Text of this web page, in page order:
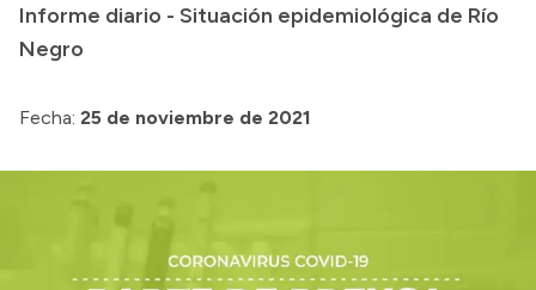
Acerca de Río Negro
Invertí en Río Negro
Transparencia
Informe diario - Situación epidemiológica de Río
Negro
Fecha: 25 de noviembre de 2021